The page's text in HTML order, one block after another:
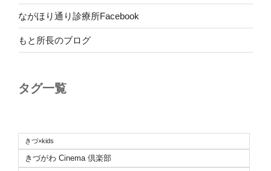
ながほり通り診療所Facebook
もと所長のブログ
タグ一覧
きづ×kids
きづがわ Cinema 倶楽部